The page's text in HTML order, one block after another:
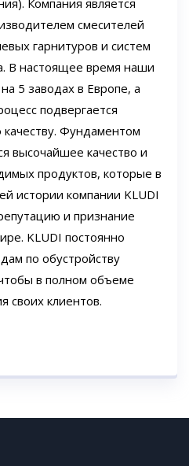
смесителей
гарнитуров и систем
В настоящее время наши
5 заводах в Европе, а
подвергается
Фундаментом
высочайшее качество и
продуктов, которые в
истории компании KLUDI
и признание
KLUDI постоянно
по обустройству
в полном объеме
своих клиентов.